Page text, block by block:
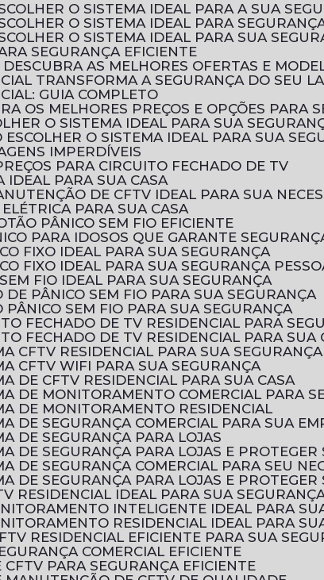
O SISTEMA IDEAL PARA A SUA
O SISTEMA IDEAL PARA
O SISTEMA IDEAL PARA SUA
SEGURANÇA EFICIENTE
DESCUBRA AS MELHORES OFERTAS E
TRANSFORMA A SEGURANÇA DO SEU
GUIA COMPLETO
OS MELHORES PREÇOS E OPÇÕES PARA
O SISTEMA IDEAL PARA SUA
ESCOLHER O SISTEMA IDEAL PARA SUA
IMPERDÍVEIS
PARA CIRCUITO FECHADO DE TV
IDEAL PARA SUA CASA
DE CFTV IDEAL PARA SUA
PARA SUA CASA
PÂNICO SEM FIO EFICIENTE
PARA IDOSOS QUE GARANTE
FIXO IDEAL PARA SUA SEGURANÇA
FIXO IDEAL PARA SUA SEGURANÇA
FIO IDEAL PARA SUA SEGURANÇA
DE PÂNICO SEM FIO PARA SUA SEGURANÇA
PÂNICO SEM FIO PARA SUA SEGURANÇA
FECHADO DE TV RESIDENCIAL PARA
FECHADO DE TV RESIDENCIAL PARA SUA
CFTV RESIDENCIAL PARA SUA SEGURANÇA
CFTV WIFI PARA SUA SEGURANÇA
DE CFTV RESIDENCIAL PARA SUA CASA
DE MONITORAMENTO COMERCIAL PARA
DE MONITORAMENTO RESIDENCIAL
DE SEGURANÇA COMERCIAL PARA SUA
DE SEGURANÇA PARA LOJAS
DE SEGURANÇA PARA LOJAS E PROTEGER
DE SEGURANÇA COMERCIAL PARA SEU
DE SEGURANÇA PARA LOJAS E PROTEGER
RESIDENCIAL IDEAL PARA SUA
INTELIGENTE IDEAL PARA
RESIDENCIAL IDEAL PARA
RESIDENCIAL EFICIENTE PARA SUA
COMERCIAL EFICIENTE
CFTV PARA SEGURANÇA EFICIENTE